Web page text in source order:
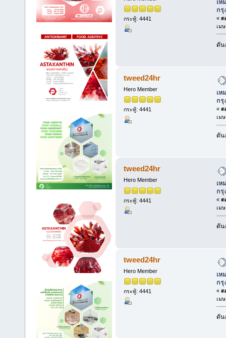
กระทู้: 4441
เห
กรุ
« ต
เม
ดัน
tweed24hr
Hero Member
กระทู้: 4441
เห
กรุ
« ต
เม
ดัน
tweed24hr
Hero Member
กระทู้: 4441
เห
กรุ
« ต
เม
ดัน
tweed24hr
Hero Member
กระทู้: 4441
เห
กรุ
« ต
เม
ดัน